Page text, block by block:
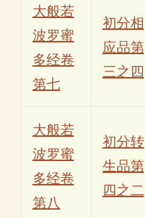
大般若
波罗蜜
多经卷
第七
初分相
应品第
三之四
大般若
波罗蜜
多经卷
第八
初分转
生品第
四之二